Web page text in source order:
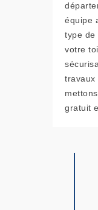
équipe
type de
votre
travaux
gratuit